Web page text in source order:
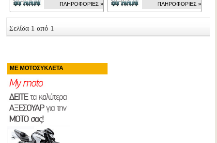
ΠΛΗΡΟΦΟΡΙΕΣ »
ΠΛΗΡΟΦΟΡΙΕΣ »
Σελίδα 1 από 1
ΜΕ ΜΟΤΟΣΥΚΛΕΤΑ